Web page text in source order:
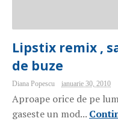
Lipstix remix ,
de buze
Diana Popescu ianuarie 30, 2010
Aproape orice de pe
gaseste un mod...